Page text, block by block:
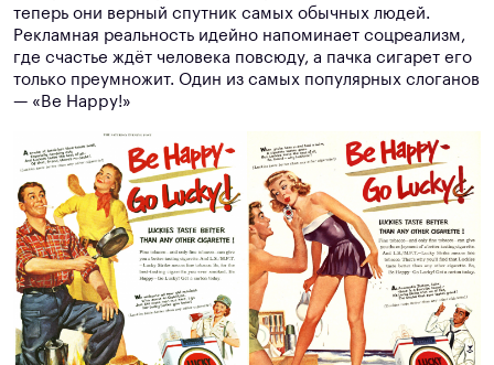
теперь они верный спутник самых обычных людей.
Рекламная реальность идейно напоминает соцреализм,
где счастье ждёт человека повсюду, а пачка сигарет его
только преумножит. Один из самых популярных слоганов
— «Be Happy!»